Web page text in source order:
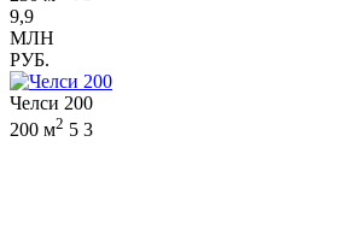
9,9
МЛН
РУБ.
Челси 200
200 м2 5 3